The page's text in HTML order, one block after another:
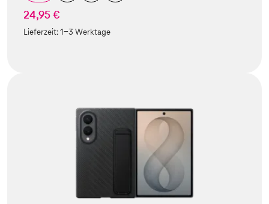
24,95 €
Lieferzeit:1-3 Werktage